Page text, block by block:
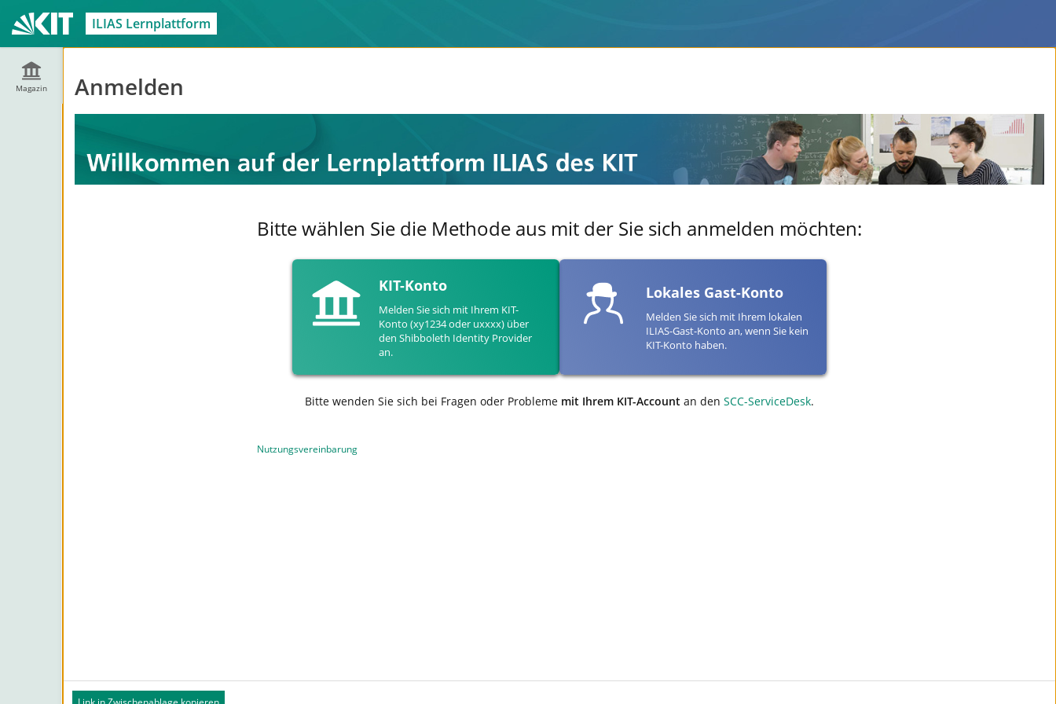
ILIAS Lernplattform
Magazin Anmelden
Bitte wählen Sie die Methode aus mit der Sie sich anmelden möchten:
KIT-Konto
Melden Sie sich mit Ihrem KIT-
Konto (xy1234 oder uxxxx) über
den Shibboleth Identity Provider
an.
Lokales Gast-Konto
Melden Sie sich mit Ihrem lokalen
ILIAS-Gast-Konto an, wenn Sie kein
KIT-Konto haben.
Bitte wenden Sie sich bei Fragen oder Probleme mit Ihrem KIT-Account an den SCC-ServiceDesk.
Nutzungsvereinbarung